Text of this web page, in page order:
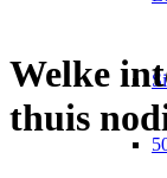
Welke
thuis